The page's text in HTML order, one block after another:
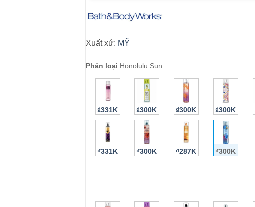
Xuất xứ: MỸ
Phân loại:Honolulu Sun
₫331K ₫300K ₫300K ₫300K
₫331K ₫300K ₫287K ₫300K